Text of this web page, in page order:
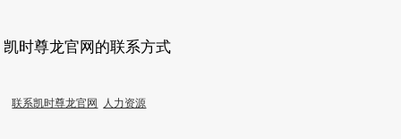
凯时尊龙官网的联系方式
联系凯时尊龙官网 人力资源